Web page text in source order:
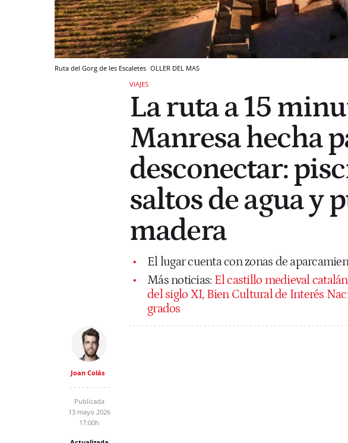
Ruta del Gorg de les Escaletes OLLER DEL MAS
VIAJES
La ruta a 15
Manresa hecha
desconectar:
saltos de agua y
madera
El lugar cuenta con zonas de
Más noticias: El castillo medieval
del siglo XI, Bien Cultural de Interés
grados
Joan Colás
Publicada
13 mayo 2026
17:00h